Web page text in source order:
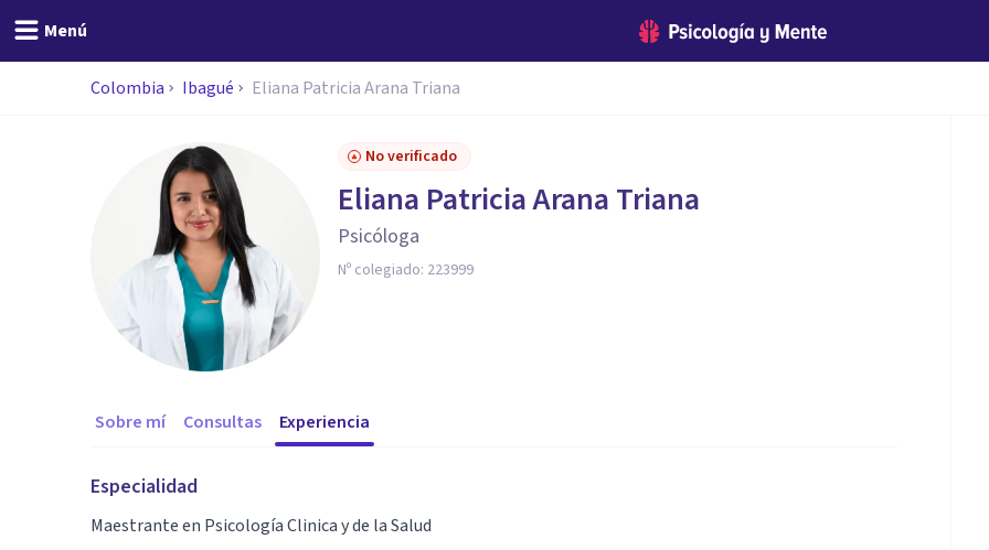
Menú
Colombia Ibagué Eliana Patricia Arana Triana
No verificado
Eliana Patricia Arana Triana
Psicóloga
Nº colegiado: 223999
Sobre mí Consultas Experiencia
Especialidad
Maestrante en Psicología Clinica y de la Salud